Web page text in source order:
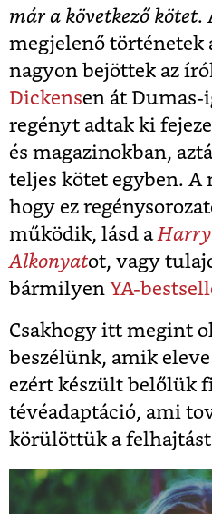
már a következő kötet.
megjelenő történetek
nagyon bejöttek az
Dickensen át Dumas-
regényt adtak ki
és magazinokban,
teljes kötet egyben. A
hogy ez
működik, lásd aHarry
Alkonyatot, vagy
bármilyen YA-
Csakhogy itt megint
beszélünk, amik
ezért készült belőlük
tévéadaptáció, ami
körülöttük a